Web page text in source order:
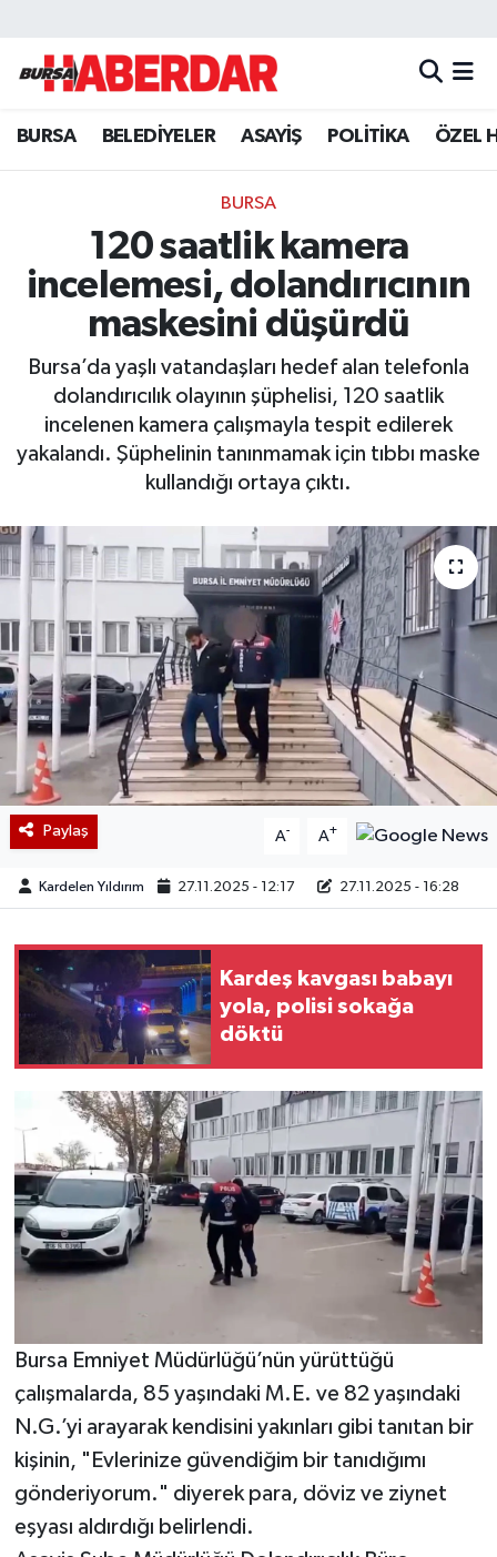
BURSA BELEDİYELER ASAYİŞ POLİTİKA ÖZEL
BURSA
120 saatlik kamera
incelemesi, dolandırıcının
maskesini düşürdü
Bursa’da yaşlı vatandaşları hedef alan telefonla
dolandırıcılık olayının şüphelisi, 120 saatlik
incelenen kamera çalışmayla tespit edilerek
yakalandı. Şüphelinin tanınmamak için tıbbı maske
kullandığı ortaya çıktı.
Paylaş A- A+
Kardelen Yıldırım 27.11.2025 - 12:17 27.11.2025 - 16:28
Kardeş kavgası babayı
yola, polisi sokağa
döktü
Bursa Emniyet Müdürlüğü’nün yürüttüğü
çalışmalarda, 85 yaşındaki M.E. ve 82 yaşındaki
N.G.’yi arayarak kendisini yakınları gibi tanıtan bir
kişinin, "Evlerinize güvendiğim bir tanıdığımı
gönderiyorum." diyerek para, döviz ve ziynet
eşyası aldırdığı belirlendi.
Hava Durumu
Trafik Durumu
Süper Lig Puan Durumu ve Fikstür
Tüm Manşetler
Son Dakika Haberleri
Haber Arşivi